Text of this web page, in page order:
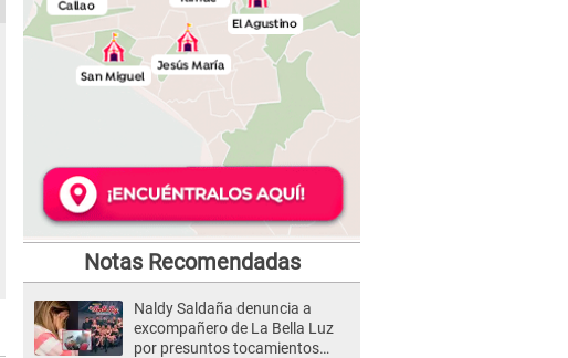
Notas Recomendadas
Naldy Saldaña denuncia a
excompañero de La Bella Luz
por presuntos tocamientos